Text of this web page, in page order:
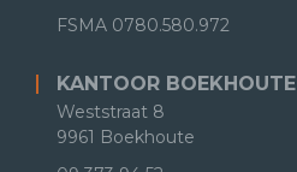
FSMA 0780.580.972
KANTOOR BOEKHOUTE
Weststraat 8
9961 Boekhoute